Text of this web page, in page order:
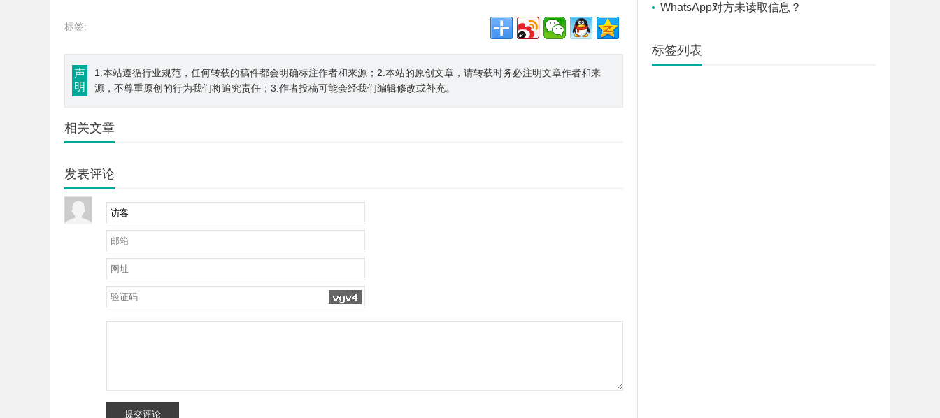
标签:
声
明
1.本站遵循行业规范，任何转载的稿件都会明确标注作者和来源；2.本站的原创文章，请转载时务必注明文章作者和来
源，不尊重原创的行为我们将追究责任；3.作者投稿可能会经我们编辑修改或补充。
相关文章
发表评论
提交评论
WhatsApp对方未读取信息？
标签列表